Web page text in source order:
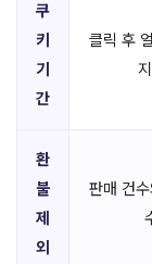
쿠
키
기
간
클릭 후
환
불
제
외
판매 건